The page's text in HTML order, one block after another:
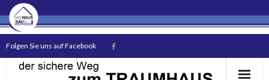
Folgen Sie uns auf Facebook